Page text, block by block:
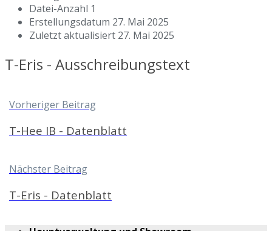
Datei-Anzahl 1
Erstellungsdatum 27. Mai 2025
Zuletzt aktualisiert 27. Mai 2025
T-Eris - Ausschreibungstext
Vorheriger Beitrag
T-Hee IB - Datenblatt
Nächster Beitrag
T-Eris - Datenblatt